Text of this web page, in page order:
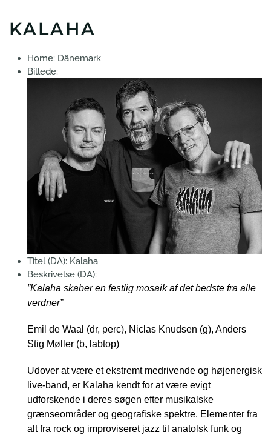
KALAHA
Home: Dänemark
Billede:
Titel (DA): Kalaha
Beskrivelse (DA):
”Kalaha skaber en festlig mosaik af det bedste fra alle
verdner”
Emil de Waal (dr, perc), Niclas Knudsen (g), Anders
Stig Møller (b, labtop)
Udover at være et ekstremt medrivende og højenergisk
live-band, er Kalaha kendt for at være evigt
udforskende i deres søgen efter musikalske
grænseområder og geografiske spektre. Elementer fra
alt fra rock og improviseret jazz til anatolsk funk og